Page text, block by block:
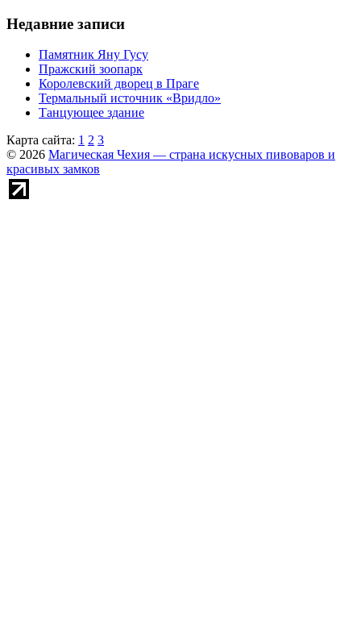
Недавние записи
Памятник Яну Гусу
Пражский зоопарк
Королевский дворец в Праге
Термальный источник «Вридло»
Танцующее здание
Карта сайта: 1 2 3
© 2026 Магическая Чехия — страна искусных пивоваров и
красивых замков